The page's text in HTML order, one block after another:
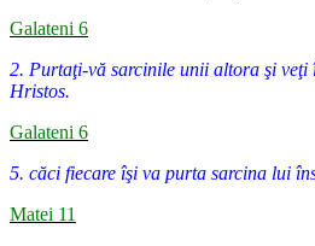
Galateni 6
2. Purtaţi-vă sarcinile unii altora şi veţi
Hristos.
Galateni 6
5. căci fiecare îşi va purta sarcina lui
Matei 11